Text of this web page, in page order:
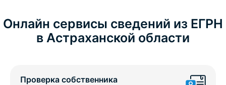
Онлайн сервисы сведений из ЕГРН
в Астраханской области
Проверка собственника